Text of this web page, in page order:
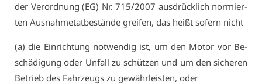
der Ver­ord­nung (EG) Nr. 715/2007 aus­drück­lich nor­mier­
ten Aus­nah­me­tat­be­stän­de grei­fen, das heißt so­fern nicht
(a) die Ein­rich­tung not­wen­dig ist, um den Mo­tor vor Be­
schä­di­gung oder Un­fall zu schüt­zen und um den si­che­ren
Be­trieb des Fahr­zeugs zu ge­währ­leis­ten, oder